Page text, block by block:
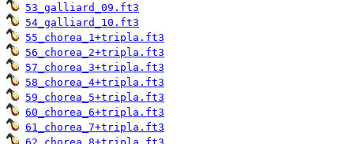
53_galliard_09.ft3
54_galliard_10.ft3
55_chorea_1+tripla.ft3
56_chorea_2+tripla.ft3
57_chorea_3+tripla.ft3
58_chorea_4+tripla.ft3
59_chorea_5+tripla.ft3
60_chorea_6+tripla.ft3
61_chorea_7+tripla.ft3